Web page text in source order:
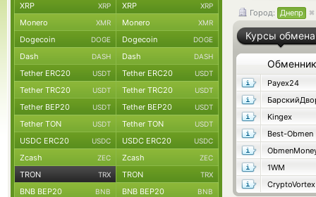
Город: Днепр
Курсы обмена
Обменник
Payex24
Kingex
Best-Obmen
1WM
CryptoVortex
XRP XRP XRP XRP
Monero XMR Monero XMR
Dogecoin DOGE Dogecoin DOGE
Dash DASH Dash DASH
Tether ERC20 USDT Tether ERC20 USDT
Tether TRC20 USDT Tether TRC20 USDT
Tether BEP20 USDT Tether BEP20 USDT
Tether TON USDT Tether TON USDT
USDC ERC20 USDC USDC ERC20 USDC
Zcash ZEC Zcash ZEC
TRON TRX TRON TRX
BNB BEP20 BNB BNB BEP20 BNB